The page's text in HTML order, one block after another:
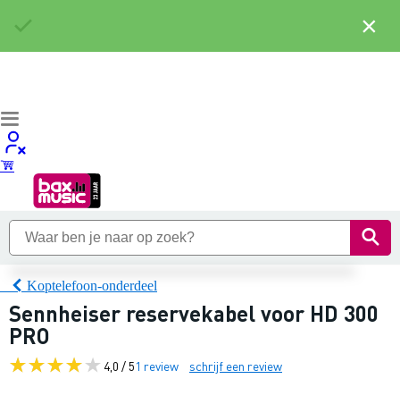
Koptelefoon-onderdeel
Sennheiser reservekabel voor HD 300
PRO
4,0 / 51 review schrijf een review
×